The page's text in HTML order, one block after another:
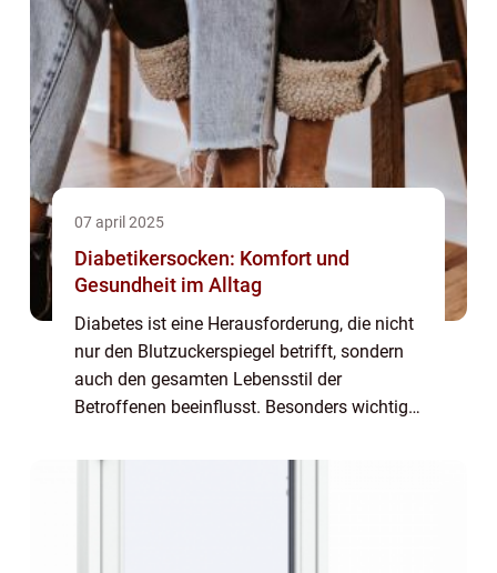
07 april 2025
Diabetikersocken: Komfort und
Gesundheit im Alltag
Diabetes ist eine Herausforderung, die nicht
nur den Blutzuckerspiegel betrifft, sondern
auch den gesamten Lebensstil der
Betroffenen beeinflusst. Besonders wichtig
Füße anfälli...